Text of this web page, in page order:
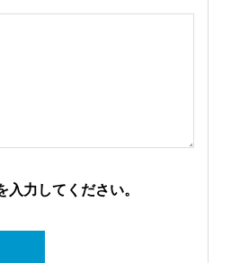
力してください。